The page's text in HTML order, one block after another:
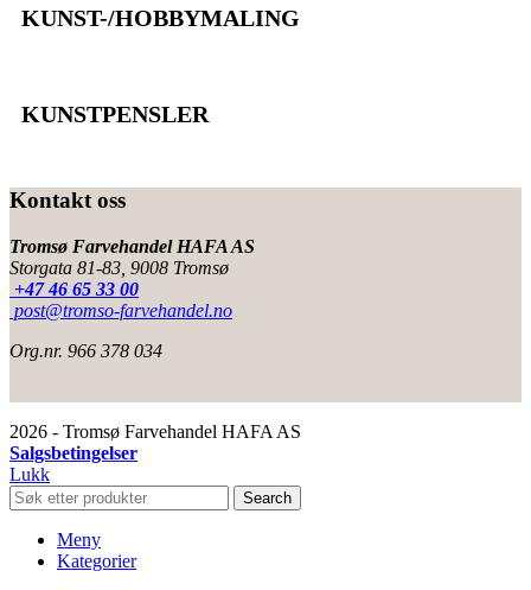
KUNST-/HOBBYMALING
KUNSTPENSLER
Kontakt oss
Tromsø Farvehandel HAFA AS
Storgata 81-83, 9008 Tromsø
+47 46 65 33 00
post@tromso-farvehandel.no
Org.nr. 966 378 034
2026 - Tromsø Farvehandel HAFA AS
Salgsbetingelser
Lukk
Search
Meny
Kategorier